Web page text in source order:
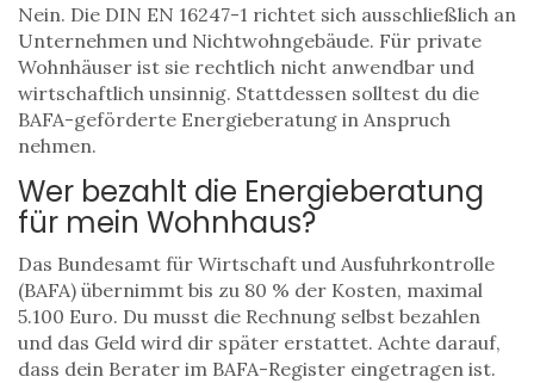
Nein. Die DIN EN 16247-1 richtet sich ausschließlich an
Unternehmen und Nichtwohngebäude. Für private
Wohnhäuser ist sie rechtlich nicht anwendbar und
wirtschaftlich unsinnig. Stattdessen solltest du die
BAFA-geförderte Energieberatung in Anspruch
nehmen.
Wer bezahlt die Energieberatung
für mein Wohnhaus?
Das Bundesamt für Wirtschaft und Ausfuhrkontrolle
(BAFA) übernimmt bis zu 80 % der Kosten, maximal
5.100 Euro. Du musst die Rechnung selbst bezahlen
und das Geld wird dir später erstattet. Achte darauf,
dass dein Berater im BAFA-Register eingetragen ist.